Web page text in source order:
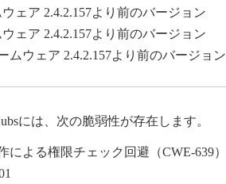
ェア 2.4.2.157より前のバージョン
ェア 2.4.2.157より前のバージョン
ムウェア 2.4.2.157より前のバージョン
には、次の脆弱性が存在します。
による権限チェック回避（CWE-639）